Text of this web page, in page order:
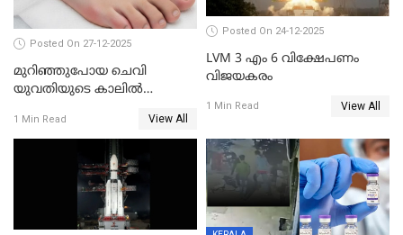
Posted On 27-12-2025
മുറിഞ്ഞുപോയ ചെവി
യുവതിയുടെ കാലിൽ
ശേഷം യഥാസ്ഥാനത്ത്
തുന്നിച്ചേർത്തു ചൈനീസ്
1 Min Read View All
Posted On 24-12-2025
LVM 3 എം 6 വിക്ഷേപണം
വിജയകരം
1 Min Read View All